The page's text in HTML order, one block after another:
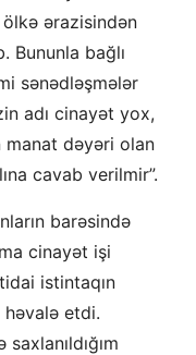
ölkə ərazisindən
Bununla bağlı
sənədləşmələr
adı cinayət yox,
dəyəri olan
cavab verilmir”.
barəsində
cinayət işi
istintaqın
həvalə etdi.